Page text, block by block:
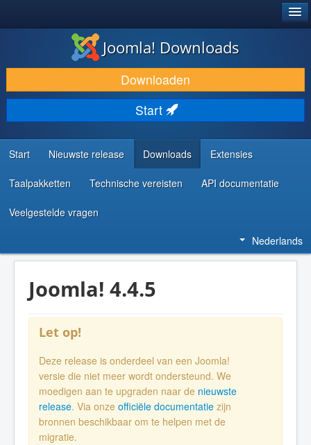
DOWNLOAD & BREID UIT
ONTDEK & LEER
COMMUNITY & ONDERSTEUNING
ONTWIKKELAARSBRONNEN
Joomla! Downloads
Downloaden
Start
Start Nieuwste release Downloads Extensies
Taalpakketten Technische vereisten API documentatie
Veelgestelde vragen
Nederlands
Joomla! 4.4.5
Let op!
Deze release is onderdeel van een Joomla!
versie die niet meer wordt ondersteund. We
moedigen aan te upgraden naar de nieuwste
release. Via onze officiële documentatie zijn
bronnen beschikbaar om te helpen met de
migratie.